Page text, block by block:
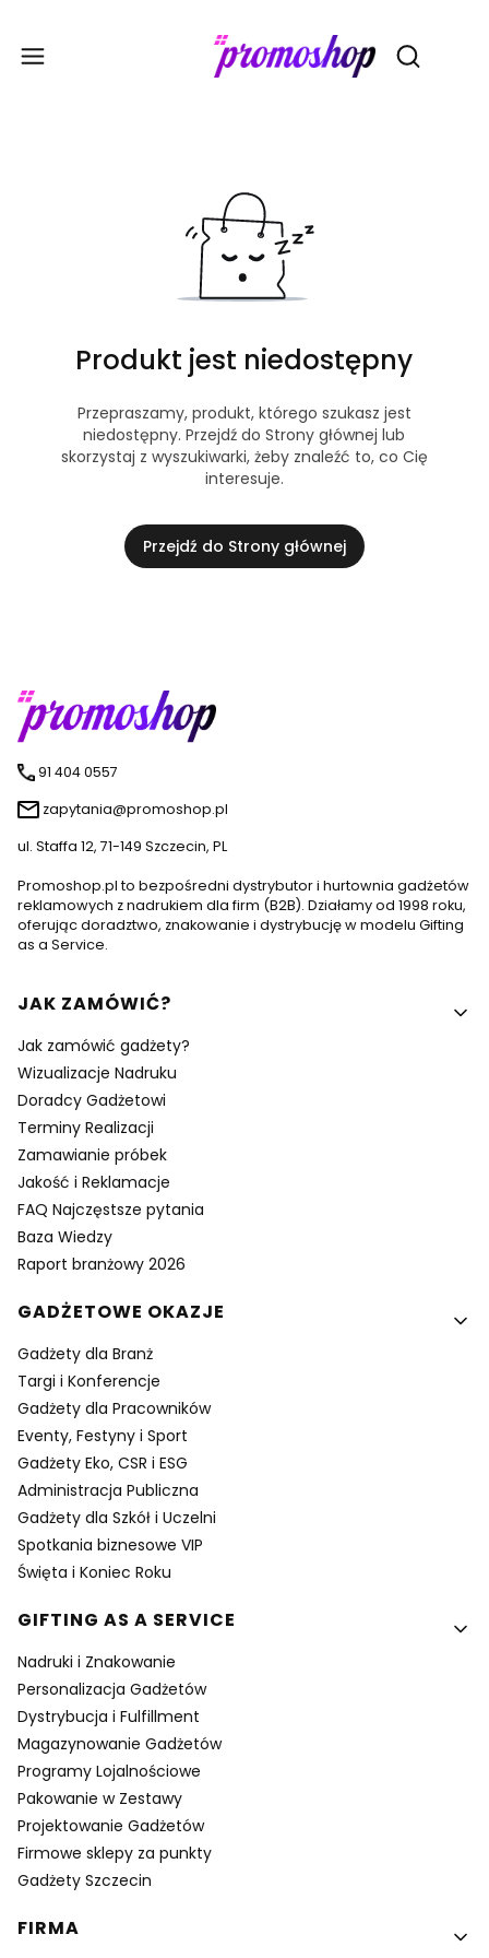
Otwórz
Produkt jest niedostępny
Przepraszamy, produkt, którego szukasz jest
niedostępny. Przejdź do Strony głównej lub
skorzystaj z wyszukiwarki, żeby znaleźć to, co Cię
interesuje.
Przejdź do Strony głównej
91 404 0557
zapytania@promoshop.pl
ul. Staffa 12, 71-149 Szczecin, PL
Promoshop.pl to bezpośredni dystrybutor i hurtownia gadżetów
reklamowych z nadrukiem dla firm (B2B). Działamy od 1998 roku,
oferując doradztwo, znakowanie i dystrybucję w modelu Gifting
as a Service.
Linki w stopce
JAK ZAMÓWIĆ?
Jak zamówić gadżety?
Wizualizacje Nadruku
Doradcy Gadżetowi
Terminy Realizacji
Zamawianie próbek
Jakość i Reklamacje
FAQ Najczęstsze pytania
Baza Wiedzy
Raport branżowy 2026
GADŻETOWE OKAZJE
Gadżety dla Branż
Targi i Konferencje
Gadżety dla Pracowników
Eventy, Festyny i Sport
Gadżety Eko, CSR i ESG
Administracja Publiczna
Gadżety dla Szkół i Uczelni
Spotkania biznesowe VIP
Święta i Koniec Roku
GIFTING AS A SERVICE
Nadruki i Znakowanie
Personalizacja Gadżetów
Dystrybucja i Fulfillment
Magazynowanie Gadżetów
Programy Lojalnościowe
Pakowanie w Zestawy
Projektowanie Gadżetów
Firmowe sklepy za punkty
Gadżety Szczecin
FIRMA